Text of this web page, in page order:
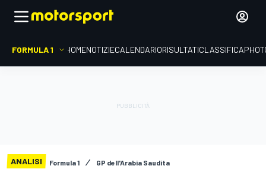
FORMULA 1 HOMENOTIZIECALENDARIORISULTATICLASSIFICA
ANALISI Formula 1 GP dell'Arabia Saudita